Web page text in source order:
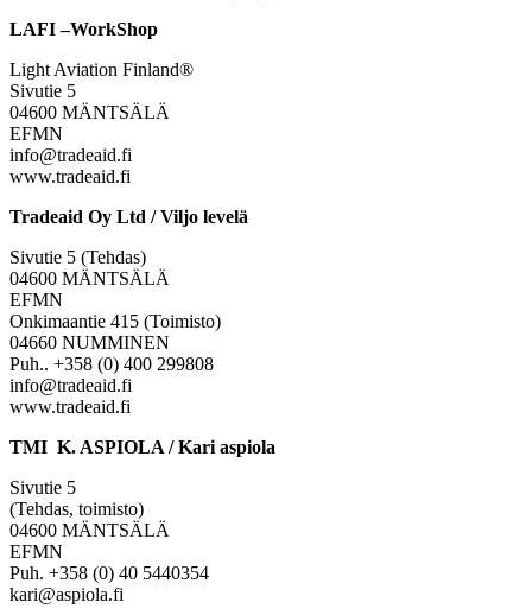
LAFI –WorkShop
Light Aviation Finland®
Sivutie 5
04600 MÄNTSÄLÄ
EFMN
info@tradeaid.fi
www.tradeaid.fi
Tradeaid Oy Ltd / Viljo levelä
Sivutie 5 (Tehdas)
04600 MÄNTSÄLÄ
EFMN
Onkimaantie 415 (Toimisto)
04660 NUMMINEN
Puh.. +358 (0) 400 299808
info@tradeaid.fi
www.tradeaid.fi
TMI K. ASPIOLA / Kari aspiola
Sivutie 5
(Tehdas, toimisto)
04600 MÄNTSÄLÄ
EFMN
Puh. +358 (0) 40 5440354
kari@aspiola.fi